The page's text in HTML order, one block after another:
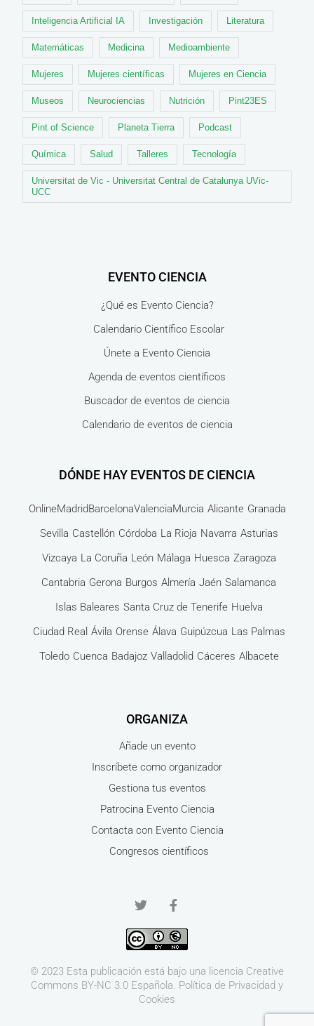
Inteligencia Artificial IA Investigación Literatura
Matemáticas Medicina Medioambiente
Mujeres Mujeres científicas Mujeres en Ciencia
Museos Neurociencias Nutrición Pint23ES
Pint of Science Planeta Tierra Podcast
Química Salud Talleres Tecnología
Universitat de Vic - Universitat Central de Catalunya UVic-
UCC
EVENTO CIENCIA
¿Qué es Evento Ciencia?
Calendario Científico Escolar
Únete a Evento Ciencia
Agenda de eventos científicos
Buscador de eventos de ciencia
Calendario de eventos de ciencia
DÓNDE HAY EVENTOS DE CIENCIA
OnlineMadridBarcelonaValenciaMurcia Alicante Granada
Sevilla Castellón Córdoba La Rioja Navarra Asturias
Vizcaya La Coruña León Málaga Huesca Zaragoza
Cantabria Gerona Burgos Almería Jaén Salamanca
Islas Baleares Santa Cruz de Tenerife Huelva
Ciudad Real Ávila Orense Álava Guipúzcua Las Palmas
Toledo Cuenca Badajoz Valladolid Cáceres Albacete
ORGANIZA
Añade un evento
Inscríbete como organizador
Gestiona tus eventos
Patrocina Evento Ciencia
Contacta con Evento Ciencia
Congresos científicos
© 2023 Esta publicación está bajo una licencia Creative
Commons BY-NC 3.0 Española. Política de Privacidad y
Cookies